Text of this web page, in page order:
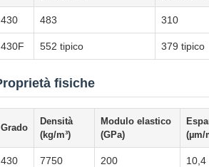
430 483 310
430F 552 tipico 379 tipico
fisiche
Grado
Densità
(kg/m³)
Modulo elastico
(GPa)
(µm/
430 7750 200 10,4